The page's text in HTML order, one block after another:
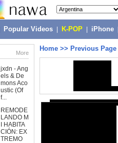
Popular Videos K-POP iPhone
More
jxdn - Ang
els & De
mons Aco
ustic (Of
f...
REMODE
LANDO M
I HABITA
CIÓN: EX
TREMO
Home >> Previous Page